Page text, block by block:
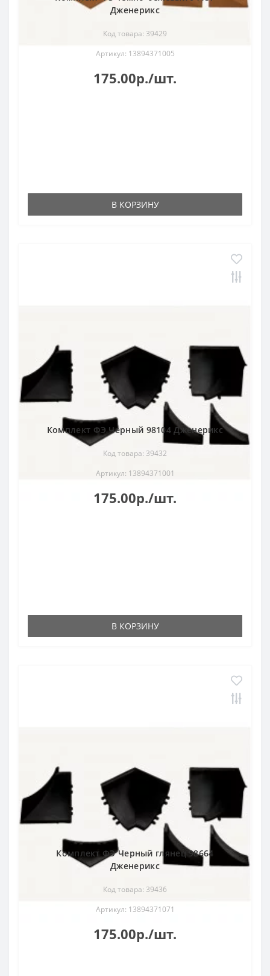
Дженерикс
Код товара: 39429
Артикул: 13894371005
175.00р./шт.
В КОРЗИНУ
Комплект ФЭ Черный 98104 Дженерикс
Код товара: 39432
Артикул: 13894371001
175.00р./шт.
В КОРЗИНУ
Комплект ФЭ Черный глянец 98664
Дженерикс
Код товара: 39436
Артикул: 13894371071
175.00р./шт.